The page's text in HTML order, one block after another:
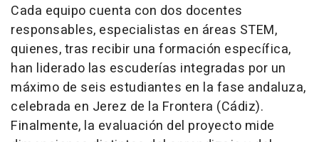
Cada equipo cuenta con dos docentes
responsables, especialistas en áreas STEM,
quienes, tras recibir una formación específica,
han liderado las escuderías integradas por un
máximo de seis estudiantes en la fase andaluza,
celebrada en Jerez de la Frontera (Cádiz).
Finalmente, la evaluación del proyecto mide